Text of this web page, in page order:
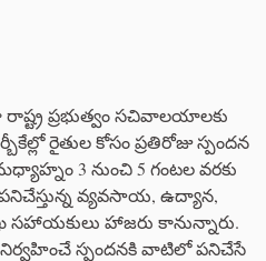
ప్రభుత్వం సచివాలయాలకు
రైతుల కోసం ప్రతిరోజు స్పందన
3 నుంచి 5 గంటల వరకు
వ్యవసాయ, ఉద్యాన,
సహాయకులు హాజరు కానున్నారు.
స్పందనకి వాటిలో పనిచేసే